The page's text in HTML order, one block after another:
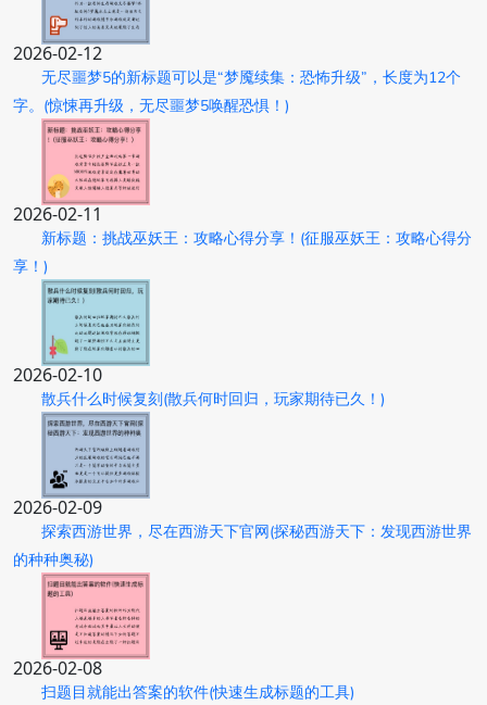
2026-02-12
无尽噩梦5的新标题可以是“梦魇续集：恐怖升级”，长度为12个
字。(惊悚再升级，无尽噩梦5唤醒恐惧！)
2026-02-11
新标题：挑战巫妖王：攻略心得分享！(征服巫妖王：攻略心得分
享！)
2026-02-10
散兵什么时候复刻(散兵何时回归，玩家期待已久！)
2026-02-09
探索西游世界，尽在西游天下官网(探秘西游天下：发现西游世界
的种种奥秘)
2026-02-08
扫题目就能出答案的软件(快速生成标题的工具)